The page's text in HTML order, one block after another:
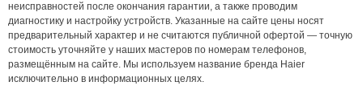
неисправностей после окончания гарантии, а также проводим
диагностику и настройку устройств. Указанные на сайте цены носят
предварительный характер и не считаются публичной офертой — точную
стоимость уточняйте у наших мастеров по номерам телефонов,
размещённым на сайте. Мы используем название бренда Haier
исключительно в информационных целях.